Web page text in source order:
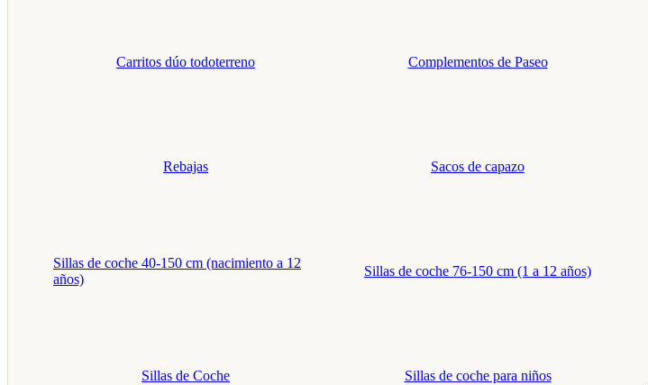
Carritos dúo todoterreno Complementos de Paseo
Rebajas Sacos de capazo
Sillas de coche 40-150 cm (nacimiento a 12
años)
Sillas de coche 76-150 cm (1 a 12 años)
Sillas de Coche Sillas de coche para niños